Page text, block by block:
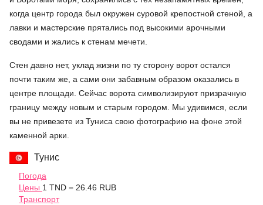
когда центр города был окружен суровой крепостной стеной, а
лавки и мастерские прятались под высокими арочными
сводами и жались к стенам мечети.
Стен давно нет, уклад жизни по ту сторону ворот остался
почти таким же, а сами они забавным образом оказались в
центре площади. Сейчас ворота символизируют призрачную
границу между новым и старым городом. Мы удивимся, если
вы не привезете из Туниса свою фотографию на фоне этой
каменной арки.
Тунис
Погода
Цены 1 TND = 26.46 RUB
Транспорт